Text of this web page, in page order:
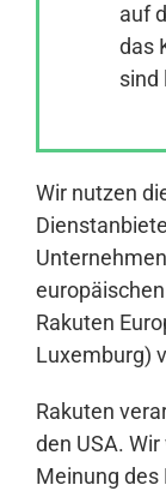
Anmelden
auf
das
sind
Wir nutzen
Rakuten
Luxemburg)
Rakuten
den USA.
Meinung des